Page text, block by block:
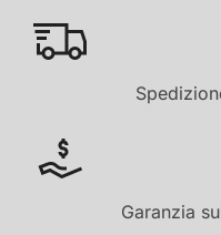
Garanzia